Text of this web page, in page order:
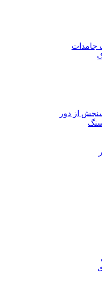
جامدات
از دور